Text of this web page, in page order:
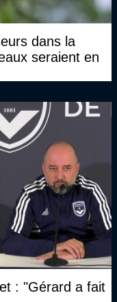
dans la
seraient en
: "Gérard a fait